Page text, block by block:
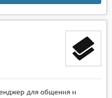
для общения и